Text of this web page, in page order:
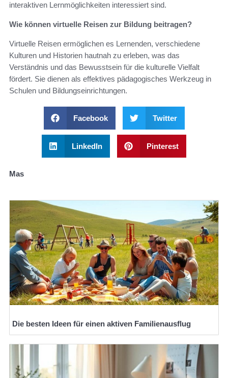
interaktiven Lernmöglichkeiten interessiert sind.
Wie können virtuelle Reisen zur Bildung beitragen?
Virtuelle Reisen ermöglichen es Lernenden, verschiedene
Kulturen und Historien hautnah zu erleben, was das
Verständnis und das Bewusstsein für die kulturelle Vielfalt
fördert. Sie dienen als effektives pädagogisches Werkzeug in
Schulen und Bildungseinrichtungen.
Facebook Twitter
LinkedIn Pinterest
Mas
Die besten Ideen für einen aktiven Familienausflug